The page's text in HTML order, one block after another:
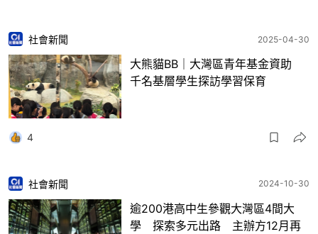
社會新聞 2025-04-30
大熊貓BB｜大灣區青年基金資助
千名基層學生探訪學習保育
4
社會新聞 2024-10-30
逾200港高中生參觀大灣區4間大
學 探索多元出路 主辦方12月再